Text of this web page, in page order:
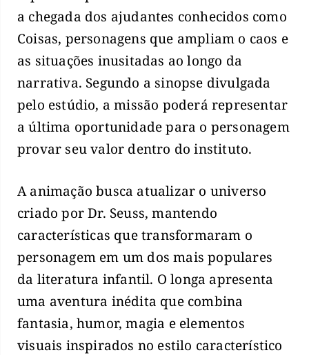
a chegada dos ajudantes conhecidos como
Coisas, personagens que ampliam o caos e
as situações inusitadas ao longo da
narrativa. Segundo a sinopse divulgada
pelo estúdio, a missão poderá representar
a última oportunidade para o personagem
provar seu valor dentro do instituto.
A animação busca atualizar o universo
criado por Dr. Seuss, mantendo
características que transformaram o
personagem em um dos mais populares
da literatura infantil. O longa apresenta
uma aventura inédita que combina
fantasia, humor, magia e elementos
visuais inspirados no estilo característico